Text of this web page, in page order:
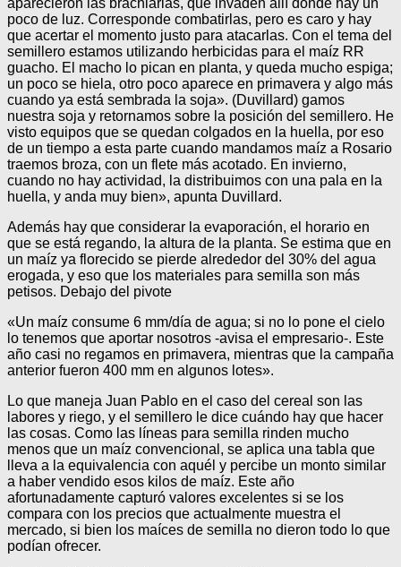
poco de luz. Corresponde combatirlas, pero es caro y hay
que acertar el momento justo para atacarlas. Con el tema del
semillero estamos utilizando herbicidas para el maíz RR
guacho. El macho lo pican en planta, y queda mucho espiga;
un poco se hiela, otro poco aparece en primavera y algo más
cuando ya está sembrada la soja». (Duvillard) gamos
nuestra soja y retornamos sobre la posición del semillero. He
visto equipos que se quedan colgados en la huella, por eso
de un tiempo a esta parte cuando mandamos maíz a Rosario
traemos broza, con un flete más acotado. En invierno,
cuando no hay actividad, la distribuimos con una pala en la
huella, y anda muy bien», apunta Duvillard.
Además hay que considerar la evaporación, el horario en
que se está regando, la altura de la planta. Se estima que en
un maíz ya florecido se pierde alrededor del 30% del agua
erogada, y eso que los materiales para semilla son más
petisos. Debajo del pivote
«Un maíz consume 6 mm/día de agua; si no lo pone el cielo
lo tenemos que aportar nosotros -avisa el empresario-. Este
año casi no regamos en primavera, mientras que la campaña
anterior fueron 400 mm en algunos lotes».
Lo que maneja Juan Pablo en el caso del cereal son las
labores y riego, y el semillero le dice cuándo hay que hacer
las cosas. Como las líneas para semilla rinden mucho
menos que un maíz convencional, se aplica una tabla que
lleva a la equivalencia con aquél y percibe un monto similar
a haber vendido esos kilos de maíz. Este año
afortunadamente capturó valores excelentes si se los
compara con los precios que actualmente muestra el
mercado, si bien los maíces de semilla no dieron todo lo que
podían ofrecer.